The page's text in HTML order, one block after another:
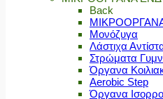
Back
Μονόζυγα
Λάστιχα
Στρώματα
Όργανα
Aerobic Step
Όργανα